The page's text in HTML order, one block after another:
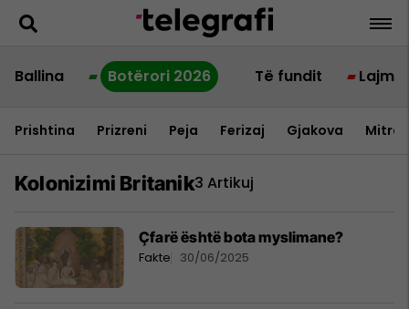
Ballina Botërori 2026 Të fundit Lajme
Prishtina Prizreni Peja Ferizaj Gjakova
Kolonizimi Britanik3 Artikuj
Çfarë është bota myslimane?
Fakte 30/06/2025